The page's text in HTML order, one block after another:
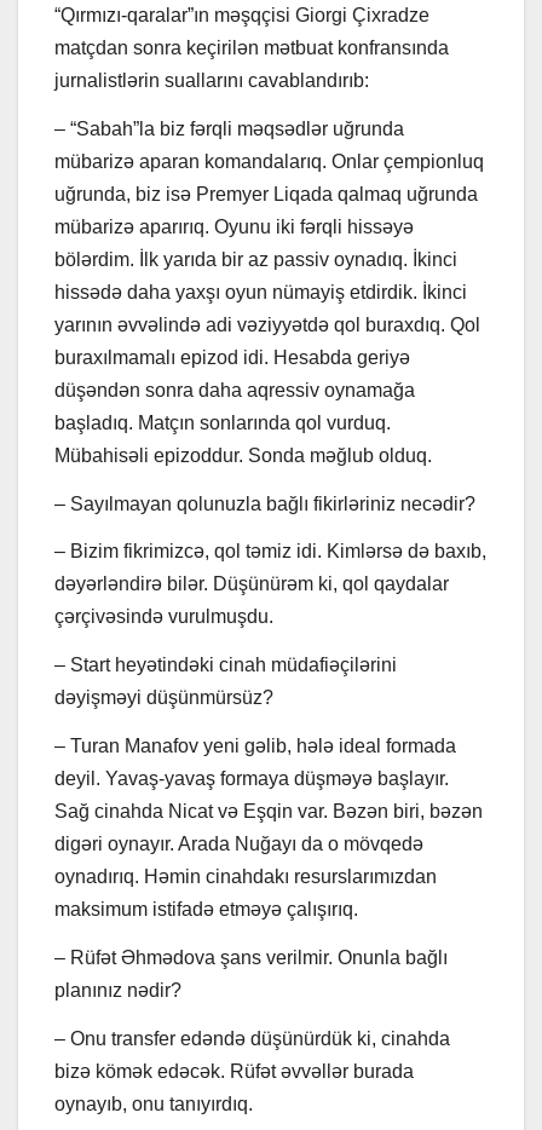
“Qırmızı-qaralar”ın məşqçisi Giorgi Çixradze
matçdan sonra keçirilən mətbuat konfransında
jurnalistlərin suallarını cavablandırıb:
– “Sabah”la biz fərqli məqsədlər uğrunda
mübarizə aparan komandalarıq. Onlar çempionluq
uğrunda, biz isə Premyer Liqada qalmaq uğrunda
mübarizə aparırıq. Oyunu iki fərqli hissəyə
bölərdim. İlk yarıda bir az passiv oynadıq. İkinci
hissədə daha yaxşı oyun nümayiş etdirdik. İkinci
yarının əvvəlində adi vəziyyətdə qol buraxdıq. Qol
buraxılmamalı epizod idi. Hesabda geriyə
düşəndən sonra daha aqressiv oynamağa
başladıq. Matçın sonlarında qol vurduq.
Mübahisəli epizoddur. Sonda məğlub olduq.
– Sayılmayan qolunuzla bağlı fikirləriniz necədir?
– Bizim fikrimizcə, qol təmiz idi. Kimlərsə də baxıb,
dəyərləndirə bilər. Düşünürəm ki, qol qaydalar
çərçivəsində vurulmuşdu.
– Start heyətindəki cinah müdafiəçilərini
dəyişməyi düşünmürsüz?
– Turan Manafov yeni gəlib, hələ ideal formada
deyil. Yavaş-yavaş formaya düşməyə başlayır.
Sağ cinahda Nicat və Eşqin var. Bəzən biri, bəzən
digəri oynayır. Arada Nuğayı da o mövqedə
oynadırıq. Həmin cinahdakı resurslarımızdan
maksimum istifadə etməyə çalışırıq.
– Rüfət Əhmədova şans verilmir. Onunla bağlı
planınız nədir?
– Onu transfer edəndə düşünürdük ki, cinahda
bizə kömək edəcək. Rüfət əvvəllər burada
oynayıb, onu tanıyırdıq.